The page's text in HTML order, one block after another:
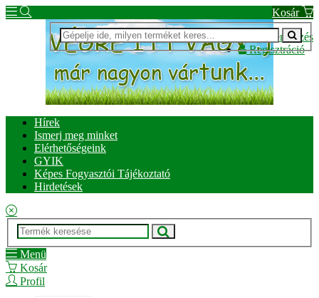
Kosár
Bejelentkezés
Regisztráció
Hírek
Ismerj meg minket
Elérhetőségeink
GYIK
Képes Fogyasztói Tájékoztató
Hirdetések
Menü
Kosár
Profil